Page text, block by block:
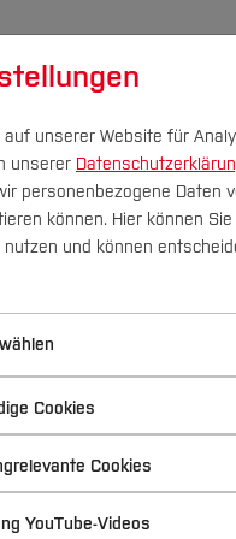
Personen DE|EN
Einschreiben
und Prüfungen
Studium
& Transfer
und Transferprofil
(FuT)
Förderung
studieren
Menü aufklappen
die Hochschule
unserer Website für
unserer
personenbezogene Daten
können. Hier können
und können
Cookies
Cookies
YouTube-Videos